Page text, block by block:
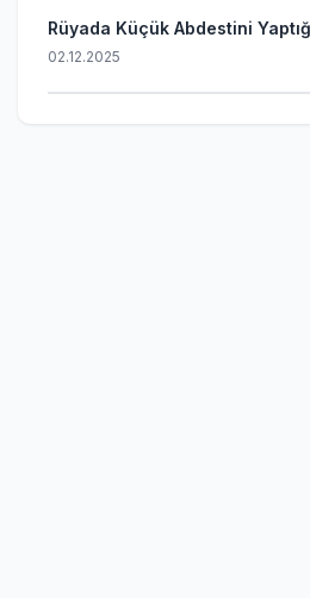
Rüyada Küçük Abdestini
02.12.2025